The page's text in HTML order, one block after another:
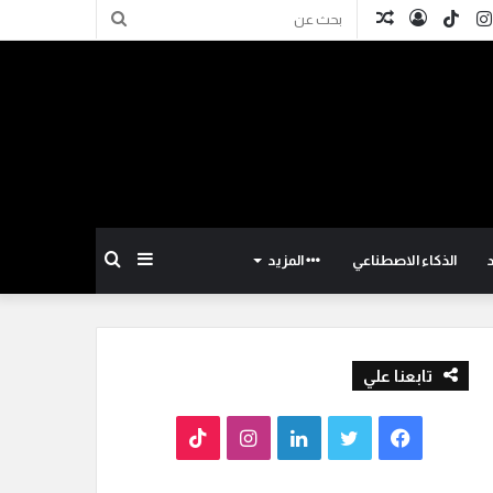
مقالتسجيلTikTokانستقرام
الذكاء الاصطناعي المزيد
عن
إضافة
عمود
تابعنا علي
ت
ل
ا